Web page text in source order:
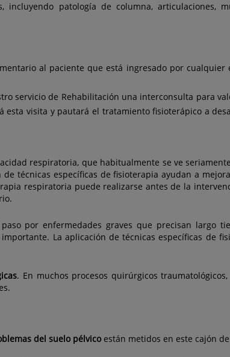
patología de columna, articulaciones,
al paciente que está ingresado por
servicio de Rehabilitación una interconsulta para
visita y pautará el tratamiento fisioterápico a
respiratoria, que habitualmente se ve
técnicas específicas de fisioterapia ayudan a
respiratoria puede realizarse antes de la
por enfermedades graves que precisan largo
La aplicación de técnicas específicas de
. En muchos procesos quirúrgicos
del suelo pélvicoestán metidos en este cajón